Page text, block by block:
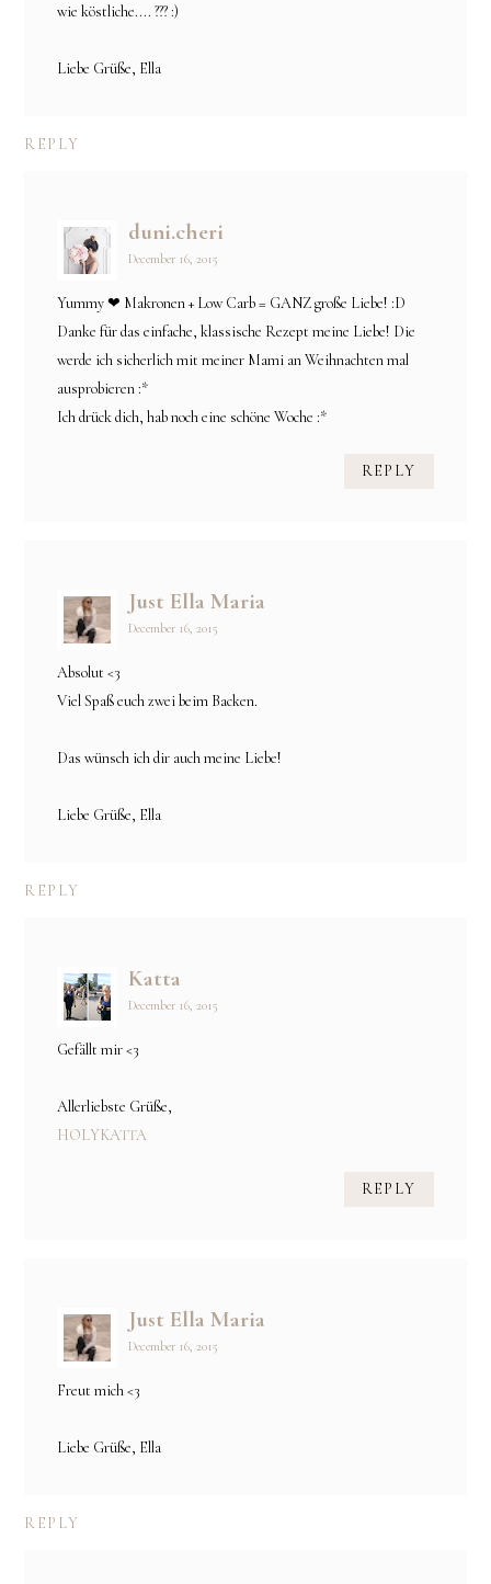
wie köstliche.... ??? :)
Liebe Grüße, Ella
REPLY
duni.cheri
December 16, 2015
Yummy ❤ Makronen + Low Carb = GANZ große Liebe! :D
Danke für das einfache, klassische Rezept meine Liebe! Die
werde ich sicherlich mit meiner Mami an Weihnachten mal
ausprobieren :*
Ich drück dich, hab noch eine schöne Woche :*
REPLY
Just Ella Maria
December 16, 2015
Absolut <3
Viel Spaß euch zwei beim Backen.
Das wünsch ich dir auch meine Liebe!
Liebe Grüße, Ella
REPLY
Katta
December 16, 2015
Gefällt mir <3
Allerliebste Grüße,
HOLYKATTA
REPLY
Just Ella Maria
December 16, 2015
Freut mich <3
Liebe Grüße, Ella
REPLY